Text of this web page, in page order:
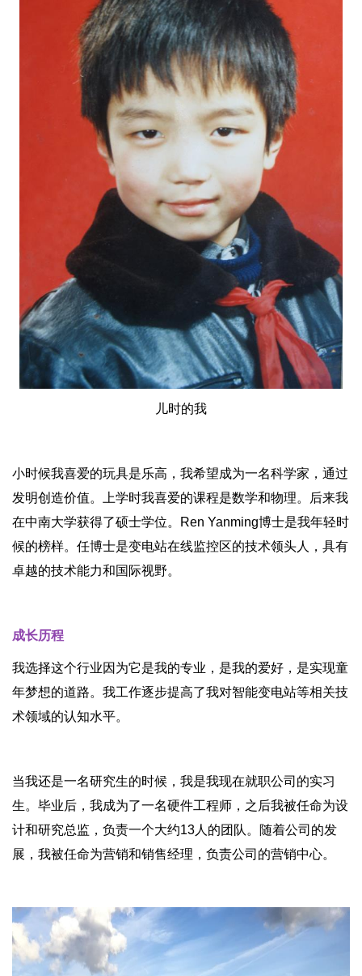
儿时的我
小时候我喜爱的玩具是乐高，我希望成为一名科学家，通过
发明创造价值。上学时我喜爱的课程是数学和物理。后来我
在中南大学获得了硕士学位。Ren Yanming博士是我年轻时
候的榜样。任博士是变电站在线监控区的技术领头人，具有
卓越的技术能力和国际视野。
成长历程
我选择这个行业因为它是我的专业，是我的爱好，是实现童
年梦想的道路。我工作逐步提高了我对智能变电站等相关技
术领域的认知水平。
当我还是一名研究生的时候，我是我现在就职公司的实习
生。毕业后，我成为了一名硬件工程师，之后我被任命为设
计和研究总监，负责一个大约13人的团队。随着公司的发
展，我被任命为营销和销售经理，负责公司的营销中心。